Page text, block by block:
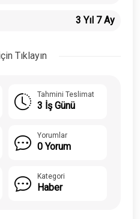
3 Yıl 7 Ay
Tıklayın
Tahmini Teslimat
3 İş Günü
Yorumlar
0 Yorum
Kategori
Haber